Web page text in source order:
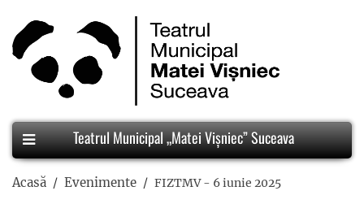
Teatrul Municipal „Matei Vișniec” Suceava
Acasă Evenimente FIZTMV - 6 iunie 2025